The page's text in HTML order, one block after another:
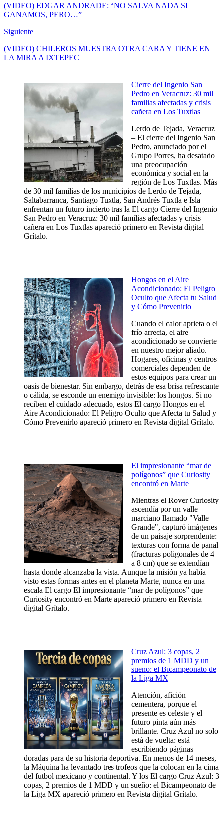
(VIDEO) EDGAR ANDRADE: “NO SALVA NADA SI
GANAMOS, PERO…”
Siguiente
(VIDEO) CHILEROS MUESTRA OTRA CARA Y TIENE EN
LA MIRA A IXTEPEC
Cierre del Ingenio San
Pedro en Veracruz: 30 mil
familias afectadas y crisis
cañera en Los Tuxtlas
Lerdo de Tejada, Veracruz
– El cierre del Ingenio San
Pedro, anunciado por el
Grupo Porres, ha desatado
una preocupación
económica y social en la
región de Los Tuxtlas. Más
de 30 mil familias de los municipios de Lerdo de Tejada,
Saltabarranca, Santiago Tuxtla, San Andrés Tuxtla e Isla
enfrentan un futuro incierto tras la El cargo Cierre del Ingenio
San Pedro en Veracruz: 30 mil familias afectadas y crisis
cañera en Los Tuxtlas apareció primero en Revista digital
Grítalo.
Hongos en el Aire
Acondicionado: El Peligro
Oculto que Afecta tu Salud
y Cómo Prevenirlo
Cuando el calor aprieta o el
frío arrecia, el aire
acondicionado se convierte
en nuestro mejor aliado.
Hogares, oficinas y centros
comerciales dependen de
estos equipos para crear un
oasis de bienestar. Sin embargo, detrás de esa brisa refrescante
o cálida, se esconde un enemigo invisible: los hongos. Si no
reciben el cuidado adecuado, estos El cargo Hongos en el
Aire Acondicionado: El Peligro Oculto que Afecta tu Salud y
Cómo Prevenirlo apareció primero en Revista digital Grítalo.
El impresionante “mar de
polígonos” que Curiosity
encontró en Marte
Mientras el Rover Curiosity
ascendía por un valle
marciano llamado "Valle
Grande", capturó imágenes
de un paisaje sorprendente:
texturas con forma de panal
(fracturas poligonales de 4
a 8 cm) que se extendían
hasta donde alcanzaba la vista. Aunque la misión ya había
visto estas formas antes en el planeta Marte, nunca en una
escala El cargo El impresionante “mar de polígonos” que
Curiosity encontró en Marte apareció primero en Revista
digital Grítalo.
Cruz Azul: 3 copas, 2
premios de 1 MDD y un
sueño: el Bicampeonato de
la Liga MX
Atención, afición
cementera, porque el
presente es celeste y el
futuro pinta aún más
brillante. Cruz Azul no solo
está de vuelta: está
escribiendo páginas
doradas para de su historia deportiva. En menos de 14 meses,
la Máquina ha levantado tres trofeos que la colocan en la cima
del futbol mexicano y continental. Y los El cargo Cruz Azul: 3
copas, 2 premios de 1 MDD y un sueño: el Bicampeonato de
la Liga MX apareció primero en Revista digital Grítalo.